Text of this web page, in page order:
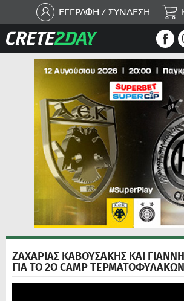
ΕΓΓΡΑΦΗ / ΣΥΝΔΕΣΗ
ΖΑΧΑΡΙΑΣ ΚΑΒΟΥΣΑΚΗΣ ΚΑΙ
ΓΙΑ ΤΟ 2Ο CAMP